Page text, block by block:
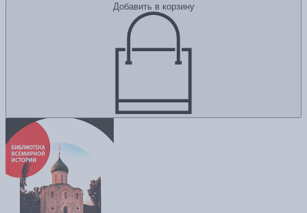
Добавить в корзину